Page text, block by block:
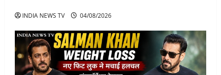
INDIA NEWS TV 04/08/2026